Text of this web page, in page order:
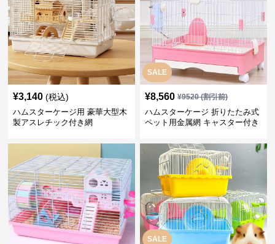
¥3,140 (税込)
ハムスターケージ用 豪華大型木
製アスレチック付き網
SALE
¥8,560 ¥9520(割引前)
ハムスターケージ 折りたたみ式
ペット用金属網 キャスター付き
SALE